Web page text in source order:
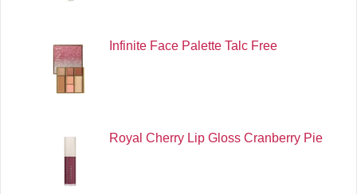
Infinite Face Palette Talc Free
Royal Cherry Lip Gloss Cranberry Pie